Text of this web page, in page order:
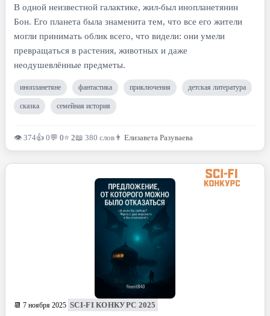
В одной неизвестной галактике, жил-был инопланетянин
Бон. Его планета была знаменита тем, что все его жители
могли принимать облик всего, что видели: они умели
превращаться в растения, животных и даже
неодушевлённые предметы.
инопланетяне фантастика приключения детская литература
сказка семейная история
👁 374👍 0💬 0⭐ 2📖 380 слов 👨 Елизавета Разуваева
📆 7 ноября 2025 SCI-FI КОНКУРС 2025